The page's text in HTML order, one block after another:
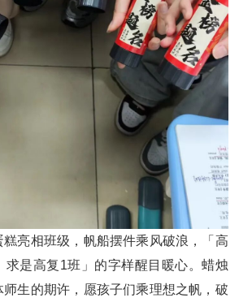
相班级，帆船摆件乘风破浪，「高
求是高复1班」的字样醒目暖心。蜡烛
生的期许，愿孩子们乘理想之帆，破